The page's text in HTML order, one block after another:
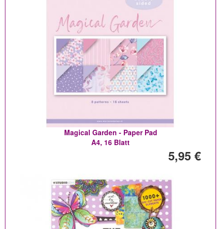
Magical Garden - Paper Pad
A4, 16 Blatt
5,95 €